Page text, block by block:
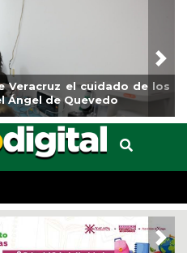
a la Jornada Nacional